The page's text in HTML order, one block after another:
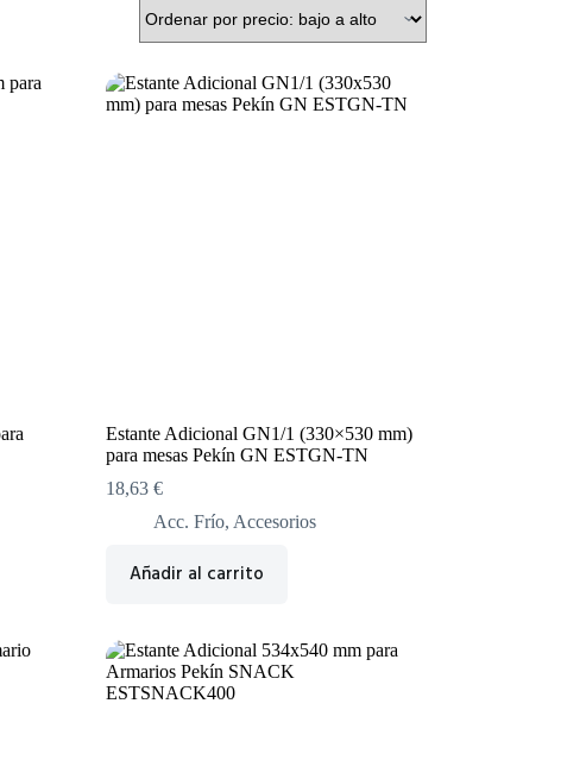
Estante Adicional GN1/1 (330×530 mm)
para mesas Pekín GN ESTGN-TN
18,63 €
Acc. Frío, Accesorios
Añadir al carrito